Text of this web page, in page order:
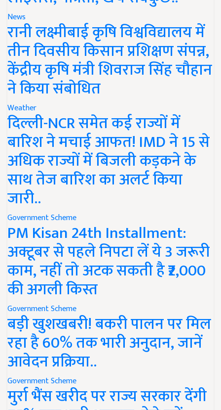
News
रानी लक्ष्मीबाई कृषि विश्वविद्यालय में
तीन दिवसीय किसान प्रशिक्षण संपन्न,
केंद्रीय कृषि मंत्री शिवराज सिंह चौहान
ने किया संबोधित
Weather
दिल्ली-NCR समेत कई राज्यों में
बारिश ने मचाई आफत! IMD ने 15 से
अधिक राज्यों में बिजली कड़कने के
साथ तेज बारिश का अलर्ट किया
जारी..
Government Scheme
PM Kisan 24th Installment:
अक्टूबर से पहले निपटा लें ये 3 जरूरी
काम, नहीं तो अटक सकती है ₹2,000
की अगली किस्त
Government Scheme
बड़ी खुशखबरी! बकरी पालन पर मिल
रहा है 60% तक भारी अनुदान, जानें
आवेदन प्रक्रिया..
Government Scheme
मुर्रा भैंस खरीद पर राज्य सरकार देंगी